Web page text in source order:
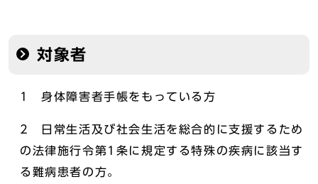
対象者
1 身体障害者手帳をもっている方
2 日常生活及び社会生活を総合的に支援するため
の法律施行令第1条に規定する特殊の疾病に該当す
る難病患者の方。